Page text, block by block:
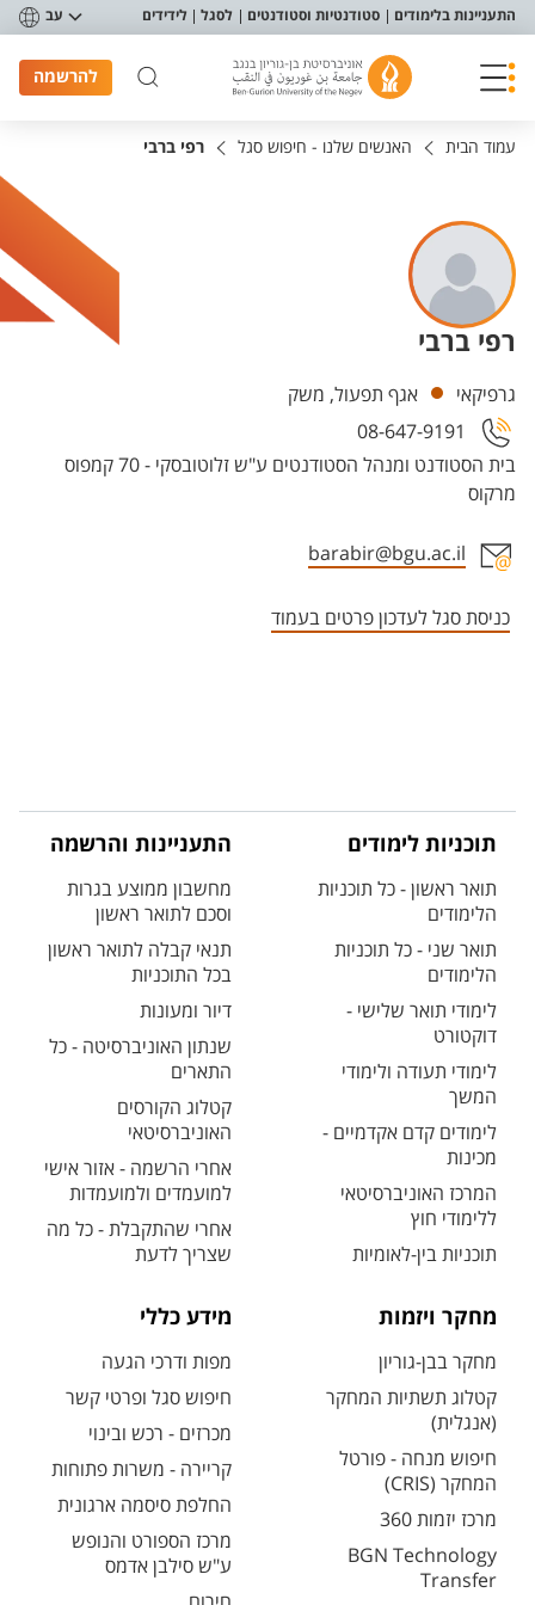
תפריט נגישות
התעניינות בלימודים סטודנטיות וסטודנטים לסגל לידידים עב
להרשמה
עמוד הבית האנשים שלנו - חיפוש סגל רפי ברבי
רפי ברבי
יחידות
גרפיקאי אגף תפעול, משק
בית הסטודנט ומנהל הסטודנטים ע"ש זלוטובסקי - 70 קמפוס
מרקוס
08-647-9191
barabir@bgu.ac.il
כניסת סגל לעדכון פרטים בעמוד
תוכניות לימודים
תואר ראשון - כל תוכניות
הלימודים
תואר שני - כל תוכניות
הלימודים
לימודי תואר שלישי -
דוקטורט
לימודי תעודה ולימודי
המשך
לימודים קדם אקדמיים -
מכינות
המרכז האוניברסיטאי
ללימודי חוץ
תוכניות בין-לאומיות
התעניינות והרשמה
מחשבון ממוצע בגרות
וסכם לתואר ראשון
תנאי קבלה לתואר ראשון
בכל התוכניות
דיור ומעונות
שנתון האוניברסיטה - כל
התארים
קטלוג הקורסים
האוניברסיטאי
אחרי הרשמה - אזור אישי
למועמדים ולמועמדות
אחרי שהתקבלת - כל מה
שצריך לדעת
מחקר ויזמות
מחקר בבן-גוריון
קטלוג תשתיות המחקר
(אנגלית)
חיפוש מנחה - פורטל
המחקר (CRIS)
מרכז יזמות 360
BGN Technology
Transfer
מידע כללי
מפות ודרכי הגעה
חיפוש סגל ופרטי קשר
מכרזים - רכש ובינוי
קריירה - משרות פתוחות
החלפת סיסמה ארגונית
מרכז הספורט והנופש
ע"ש סילבן אדמס